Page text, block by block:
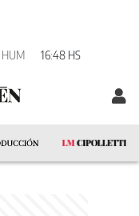
HUM 16:48 HS